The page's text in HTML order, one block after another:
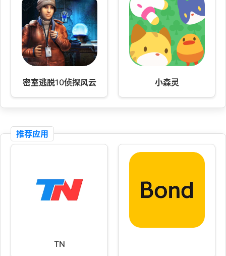
密室逃脱10侦探风云 小森灵
推荐应用
TN